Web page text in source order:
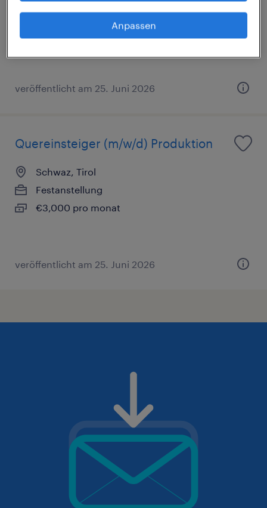
Festanstellung
€3,000 pro monat
veröffentlicht am 25. Juni 2026
Quereinsteiger (m/w/d) Produktion
Schwaz, Tirol
Festanstellung
€3,000 pro monat
veröffentlicht am 25. Juni 2026
Anpassen